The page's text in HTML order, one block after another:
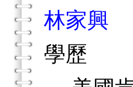
林家興
學歷